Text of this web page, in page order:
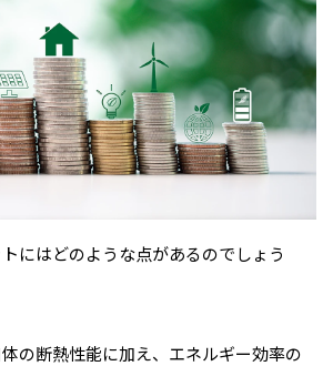
にはどのような点があるのでしょう
の断熱性能に加え、エネルギー効率の